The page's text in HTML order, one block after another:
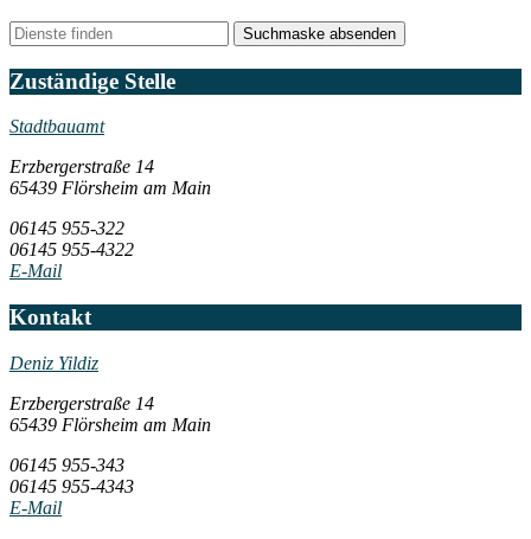
Suchmaske absenden
Zuständige Stelle
Stadtbauamt
Erzbergerstraße 14
65439 Flörsheim am Main
06145 955-322
06145 955-4322
E-Mail
Kontakt
Deniz Yildiz
Erzbergerstraße 14
65439 Flörsheim am Main
06145 955-343
06145 955-4343
E-Mail